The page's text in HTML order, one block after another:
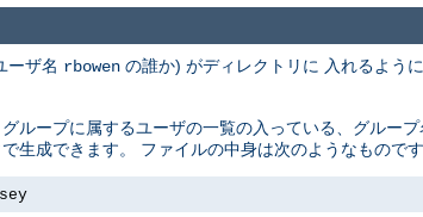
ーザ名 rbowen の誰か) がディレクトリに 入れるよう
ループに属するユーザの一覧の入っている、グルー
生成できます。 ファイルの中身は次のようなものです